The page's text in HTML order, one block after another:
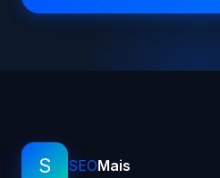
S SEOMais